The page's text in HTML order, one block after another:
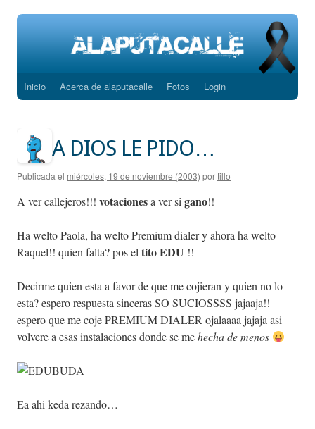
Saltar
contenido
Inicio Acerca de alaputacalle Fotos Login
A DIOS LE PIDO…
Publicada el miércoles, 19 de noviembre (2003) portillo
A ver callejeros!!! votacionesa ver sigano!!
Ha welto Paola, ha welto Premium dialer y ahora ha welto
Raquel!! quien falta? pos eltito EDU !!
Decirme quien esta a favor de que me cojieran y quien no lo
esta? espero respuesta sinceras SO SUCIOSSSS jajaaja!!
espero que me coje PREMIUM DIALER ojalaaaa jajaja asi
volvere a esas instalaciones donde se mehecha de menos
Ea ahi keda rezando…